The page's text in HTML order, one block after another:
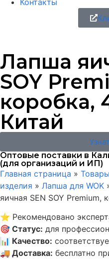
Контакты
Лапша
SOY
коробка,
Китай
Оптовые поставки в
(для организаций и ИП)
Главная страница » Товары
изделия » Лапша для WOK
яичная SEN SOY Premium,
⭐ Рекомендовано
🎯 Статус: для
📊 Качество:
🚚 Доставка: бесплатно